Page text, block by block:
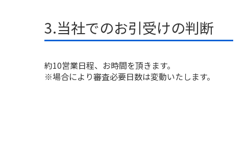
3.当社でのお引受けの判断
約10営業日程、お時間を頂きます。
※場合により審査必要日数は変動いたします。